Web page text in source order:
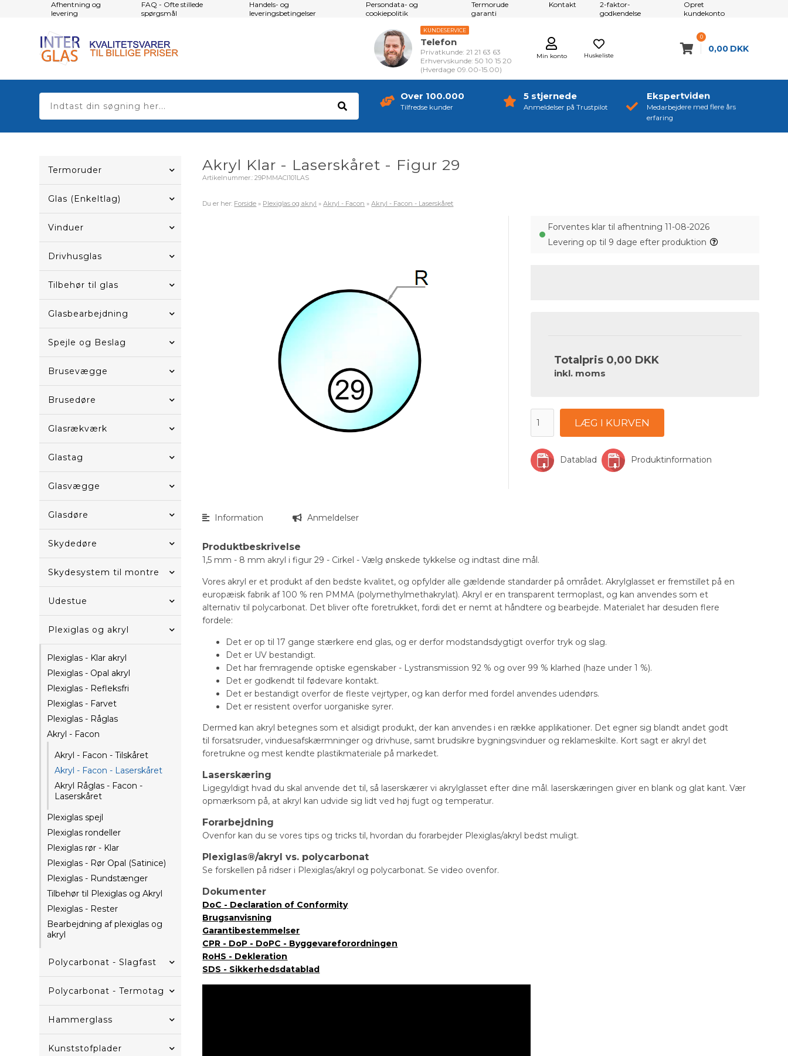
Afhentning og
levering
FAQ - Ofte stillede
spørgsmål
Handels- og
leveringsbetingelser
Persondata- og
cookiepolitik
Termorude
garanti
Kontakt
2-faktor-
godkendelse
Opret
kundekonto
Huskeliste
Min konto
KUNDESERVICE
Telefon
Privatkunde: 21 21 63 63
Erhvervskunde: 50 10 15 20
(Hverdage 09.00-15.00)
0
0,00 DKK
Over 100.000
Tilfredse kunder
5 stjernede
Anmeldelser på Trustpilot
Ekspertviden
Medarbejdere med flere års
erfaring
Termoruder
Glas (Enkeltlag)
Vinduer
Drivhusglas
Tilbehør til glas
Glasbearbejdning
Spejle og Beslag
Brusevægge
Brusedøre
Glasrækværk
Glastag
Glasvægge
Glasdøre
Skydedøre
Skydesystem til montre
Udestue
Plexiglas og akryl
Plexiglas - Klar akryl
Plexiglas - Opal akryl
Plexiglas - Refleksfri
Plexiglas - Farvet
Plexiglas - Råglas
Akryl - Facon
Akryl - Facon - Tilskåret
Akryl - Facon - Laserskåret
Akryl Råglas - Facon -
Laserskåret
Plexiglas spejl
Plexiglas rondeller
Plexiglas rør - Klar
Plexiglas - Rør Opal (Satinice)
Plexiglas - Rundstænger
Tilbehør til Plexiglas og Akryl
Plexiglas - Rester
Bearbejdning af plexiglas og
akryl
Polycarbonat - Slagfast
Polycarbonat - Termotag
Hammerglass
Kunststofplader
Akryl Klar - Laserskåret - Figur 29
Artikelnummer.:29PMMACl101LAS
Du er her: Forside » Plexiglas og akryl »Akryl - Facon »Akryl - Facon - Laserskåret
Forventes klar til afhentning 11-08-2026
Levering op til 9 dage efter produktion
Totalpris 0,00 DKK
inkl. moms
LÆG I KURVEN
Datablad Produktinformation
Information Anmeldelser
Produktbeskrivelse
1,5 mm - 8 mm akryl i figur 29 - Cirkel - Vælg ønskede tykkelse og indtast dine mål.
Vores akryl er et produkt af den bedste kvalitet, og opfylder alle gældende standarder på området. Akrylglasset er fremstillet på en
europæisk fabrik af 100 % ren PMMA (polymethylmethakrylat). Akryl er en transparent termoplast, og kan anvendes som et
alternativ til polycarbonat. Det bliver ofte foretrukket, fordi det er nemt at håndtere og bearbejde. Materialet har desuden flere
fordele:
Det er op til 17 gange stærkere end glas, og er derfor modstandsdygtigt overfor tryk og slag.
Det er UV bestandigt.
Det har fremragende optiske egenskaber - Lystransmission 92 % og over 99 % klarhed (haze under 1 %).
Det er godkendt til fødevare kontakt.
Det er bestandigt overfor de fleste vejrtyper, og kan derfor med fordel anvendes udendørs.
Det er resistent overfor uorganiske syrer.
Dermed kan akryl betegnes som et alsidigt produkt, der kan anvendes i en række applikationer. Det egner sig blandt andet godt
til forsatsruder, vinduesafskærmninger og drivhuse, samt brudsikre bygningsvinduer og reklameskilte. Kort sagt er akryl det
foretrukne og mest kendte plastikmateriale på markedet.
Laserskæring
Ligegyldigt hvad du skal anvende det til, så laserskærer vi akrylglasset efter dine mål. laserskæringen giver en blank og glat kant. Vær
opmærksom på, at akryl kan udvide sig lidt ved høj fugt og temperatur.
Forarbejdning
Ovenfor kan du se vores tips og tricks til, hvordan du forarbejder Plexiglas/akryl bedst muligt.
Plexiglas®/akryl vs. polycarbonat
Se forskellen på ridser i Plexiglas/akryl og polycarbonat. Se video ovenfor.
Dokumenter
DoC - Declaration of Conformity
Brugsanvisning
Garantibestemmelser
CPR - DoP - DoPC - Byggevareforordningen
RoHS - Dekleration
SDS - Sikkerhedsdatablad